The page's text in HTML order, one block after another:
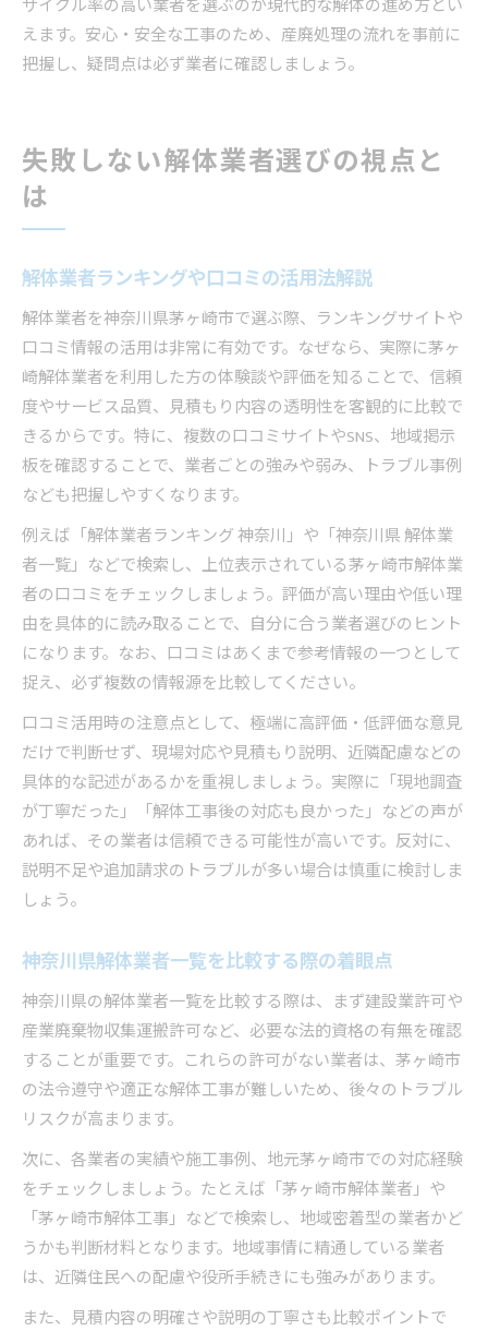
サイクル率の高い業者を選ぶのが現代的な解体の進め方とい
えます。安心・安全な工事のため、産廃処理の流れを事前に
把握し、疑問点は必ず業者に確認しましょう。
失敗しない解体業者選びの視点と
は
解体業者ランキングや口コミの活用法解説
解体業者を神奈川県茅ヶ崎市で選ぶ際、ランキングサイトや
口コミ情報の活用は非常に有効です。なぜなら、実際に茅ヶ
崎解体業者を利用した方の体験談や評価を知ることで、信頼
度やサービス品質、見積もり内容の透明性を客観的に比較で
きるからです。特に、複数の口コミサイトやSNS、地域掲示
板を確認することで、業者ごとの強みや弱み、トラブル事例
なども把握しやすくなります。
例えば「解体業者ランキング 神奈川」や「神奈川県 解体業
者一覧」などで検索し、上位表示されている茅ヶ崎市解体業
者の口コミをチェックしましょう。評価が高い理由や低い理
由を具体的に読み取ることで、自分に合う業者選びのヒント
になります。なお、口コミはあくまで参考情報の一つとして
捉え、必ず複数の情報源を比較してください。
口コミ活用時の注意点として、極端に高評価・低評価な意見
だけで判断せず、現場対応や見積もり説明、近隣配慮などの
具体的な記述があるかを重視しましょう。実際に「現地調査
が丁寧だった」「解体工事後の対応も良かった」などの声が
あれば、その業者は信頼できる可能性が高いです。反対に、
説明不足や追加請求のトラブルが多い場合は慎重に検討しま
しょう。
神奈川県解体業者一覧を比較する際の着眼点
神奈川県の解体業者一覧を比較する際は、まず建設業許可や
産業廃棄物収集運搬許可など、必要な法的資格の有無を確認
することが重要です。これらの許可がない業者は、茅ヶ崎市
の法令遵守や適正な解体工事が難しいため、後々のトラブル
リスクが高まります。
次に、各業者の実績や施工事例、地元茅ヶ崎市での対応経験
をチェックしましょう。たとえば「茅ヶ崎市解体業者」や
「茅ヶ崎市解体工事」などで検索し、地域密着型の業者かど
うかも判断材料となります。地域事情に精通している業者
は、近隣住民への配慮や役所手続きにも強みがあります。
また、見積内容の明確さや説明の丁寧さも比較ポイントで